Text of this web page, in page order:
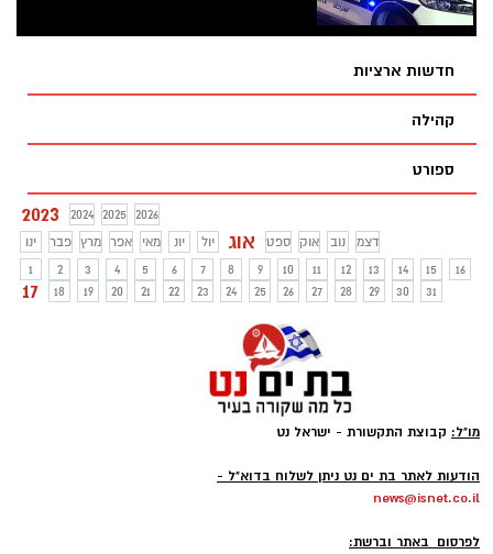
חדשות ארציות
קהילה
ספורט
2023 2024 2025
2026
ינו
פבר מרץ אפר מאי יונ יול אוג ספט אוק נוב
דצמ
1
2 3 4 5 6 7 8 9 10 11 12 13 14 15 16
17 18 19 20 21 22 23 24 25 26 27 28 29 30 31
מו"ל: קבוצת התקשורת - ישראל נט
הודעות לאתר בת ים נט ניתן לשלוח בדוא"ל -
news@isnet.co.il
לפרסום באתר וברשת: